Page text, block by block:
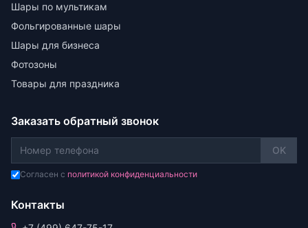
Шары по мультикам
Фольгированные шары
Шары для бизнеса
Фотозоны
Товары для праздника
Заказать обратный звонок
OK
Согласен с политикой конфиденциальности
Контакты